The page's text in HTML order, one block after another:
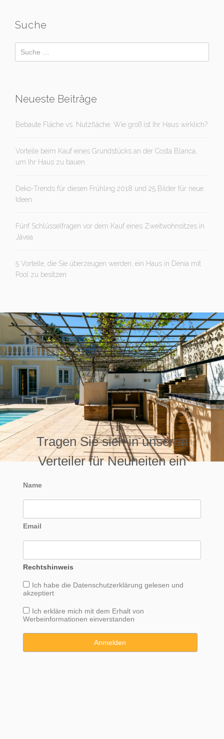
Suche
Neueste Beiträge
Bebaute Fläche vs. Nutzfläche. Wie groß ist Ihr Haus wirklich?
Vorteile beim Kauf eines Grundstücks an der Costa Blanca,
um Ihr Haus zu bauen
Deko-Trends für diesen Frühling 2018 und 25 Bilder für neue
Ideen
Fünf Schlüsselfragen vor dem Kauf eines Zweitwohnsitzes in
Jávea
5 Vorteile, die Sie überzeugen werden, ein Haus in Denia mit
Pool zu besitzen
Tragen Sie sich in unseren
Verteiler für Neuheiten ein
Name
Email
Rechtshinweis
Ich habe die Datenschutzerklärung gelesen und
akzeptiert
Ich erkläre mich mit dem Erhalt von
Werbeinformationen einverstanden